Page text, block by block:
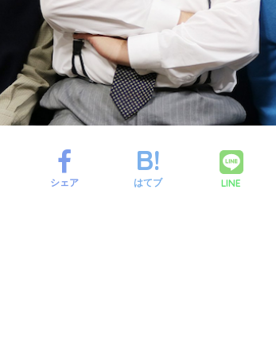
シェア はてブ LINE